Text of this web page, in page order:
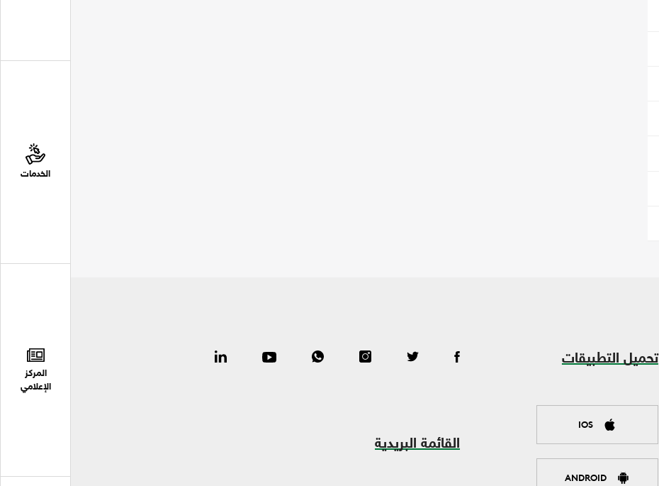
الخدمات
المركز
الإعلامي
تحميل التطبيقات
IOS
ANDROID
القائمة البريدية